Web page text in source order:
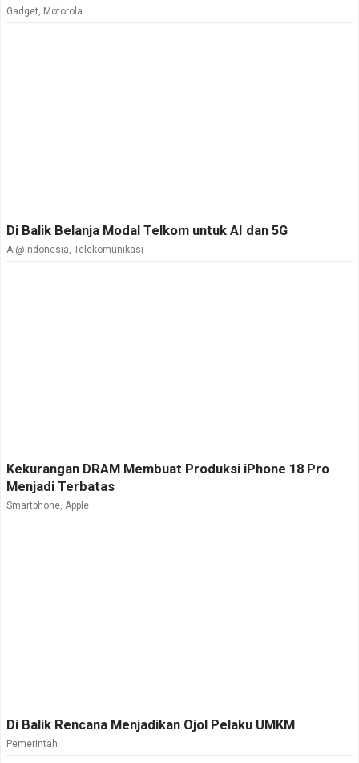
Gadget Motorola
Di Balik Belanja Modal Telkom untuk AI dan 5G
AI@Indonesia Telekomunikasi
Kekurangan DRAM Membuat Produksi iPhone 18 Pro
Menjadi Terbatas
Smartphone Apple
Di Balik Rencana Menjadikan Ojol Pelaku UMKM
Pemerintah